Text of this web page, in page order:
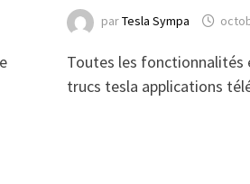
parTesla Sympa
Toutes les fonctionnalités
trucs tesla applications